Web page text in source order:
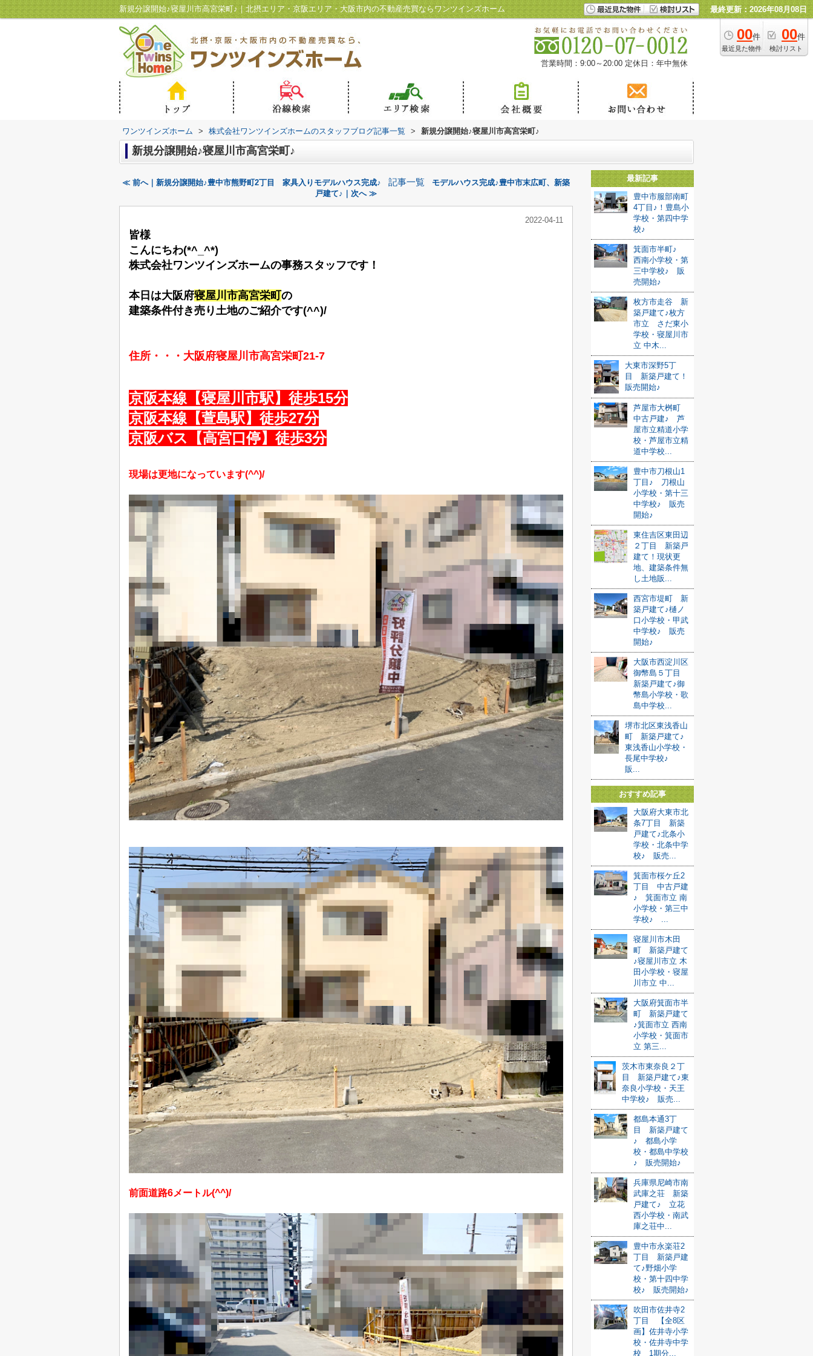
新規分譲開始♪寝屋川市高宮栄町♪｜北摂エリア・京阪エリア・大阪市内の不動産売買ならワンツインズホーム 最終更新：2026年08月08日
00件
最近見た物件
00件
検討リスト
営業時間：9:00～20:00 定休日：年中無休
ワンツインズホーム > 株式会社ワンツインズホームのスタッフブログ記事一覧 > 新規分譲開始♪寝屋川市高宮栄町♪
新規分譲開始♪寝屋川市高宮栄町♪
≪ 前へ｜新規分譲開始♪豊中市熊野町2丁目 家具入りモデルハウス完成♪ 記事一覧
モデルハウス完成♪豊中市末広町、新築
戸建て♪｜次へ ≫
2022-04-11
皆様
こんにちわ(*^_^*)
株式会社ワンツインズホームの事務スタッフです！
本日は大阪府寝屋川市高宮栄町の
建築条件付き売り土地のご紹介です(^^)/
住所・・・大阪府寝屋川市高宮栄町21-7
京阪本線【寝屋川市駅】徒歩15分
京阪本線【萱島駅】徒歩27分
京阪バス【高宮口停】徒歩3分
現場は更地になっています(^^)/
前面道路6メートル(^^)/
最新記事
豊中市服部南町
4丁目♪！豊島小
学校・第四中学
校♪
箕面市半町♪
西南小学校・第
三中学校♪ 販
売開始♪
枚方市走谷 新
築戸建て♪枚方
市立 さだ東小
学校・寝屋川市
立 中木...
大東市深野5丁
目 新築戸建て！
販売開始♪
芦屋市大桝町
中古戸建♪ 芦
屋市立精道小学
校・芦屋市立精
道中学校...
豊中市刀根山1
丁目♪ 刀根山
小学校・第十三
中学校♪ 販売
開始♪
東住吉区東田辺
２丁目 新築戸
建て！現状更
地、建築条件無
し土地販...
西宮市堤町 新
築戸建て♪樋ノ
口小学校・甲武
中学校♪ 販売
開始♪
大阪市西淀川区
御幣島５丁目
新築戸建て♪御
幣島小学校・歌
島中学校...
堺市北区東浅香山
町 新築戸建て♪
東浅香山小学校・
長尾中学校♪
販...
おすすめ記事
大阪府大東市北
条7丁目 新築
戸建て♪北条小
学校・北条中学
校♪ 販売...
箕面市桜ケ丘2
丁目 中古戸建
♪ 箕面市立 南
小学校・第三中
学校♪ ...
寝屋川市木田
町 新築戸建て
♪寝屋川市立 木
田小学校・寝屋
川市立 中...
大阪府箕面市半
町 新築戸建て
♪箕面市立 西南
小学校・箕面市
立 第三...
茨木市東奈良２丁
目 新築戸建て♪東
奈良小学校・天王
中学校♪ 販売...
都島本通3丁
目 新築戸建て
♪ 都島小学
校・都島中学校
♪ 販売開始♪
兵庫県尼崎市南
武庫之荘 新築
戸建て♪ 立花
西小学校・南武
庫之荘中...
豊中市永楽荘2
丁目 新築戸建
て♪野畑小学
校・第十四中学
校♪ 販売開始♪
吹田市佐井寺2
丁目 【全8区
画】佐井寺小学
校・佐井寺中学
校 1期分...